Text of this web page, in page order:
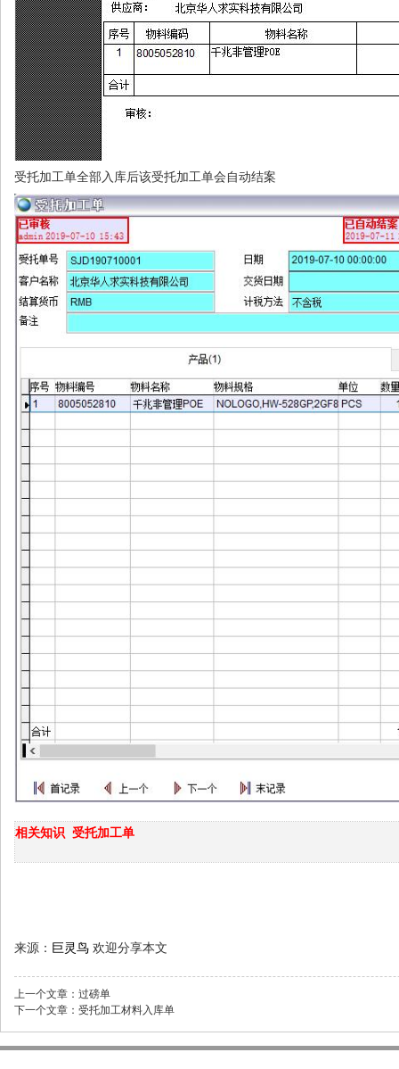
受托加工单全部入库后该受托加工单会自动结案
相关知识 受托加工单
来源： 巨灵鸟 欢迎分享本文
上一个文章： 过磅单
下一个文章： 受托加工材料入库单